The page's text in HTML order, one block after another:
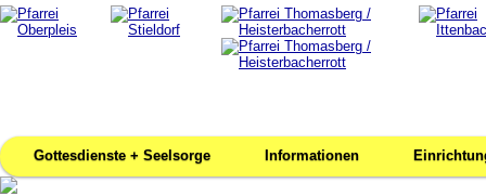
Gottesdienste + Seelsorge Informationen